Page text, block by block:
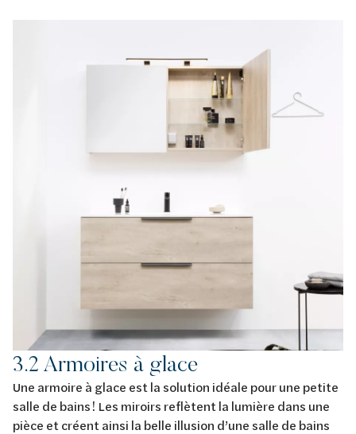
3.2 Armoires à glace
Une armoire à glace est la solution idéale pour une petite
salle de bains ! Les miroirs reflètent la lumière dans une
pièce et créent ainsi la belle illusion d’une salle de bains